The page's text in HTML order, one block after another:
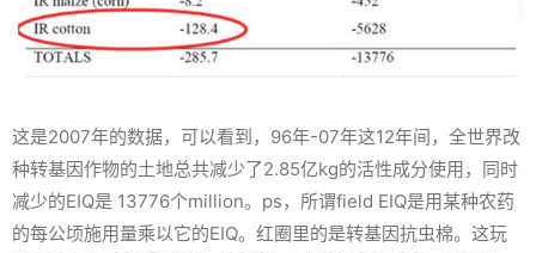
这是2007年的数据，可以看到，96年-07年这12年间，全世界改
种转基因作物的土地总共减少了2.85亿kg的活性成分使用，同时
减少的EIQ是 13776个million。ps，所谓field EIQ是用某种农药
的每公顷施用量乘以它的EIQ。红圈里的是转基因抗虫棉。这玩